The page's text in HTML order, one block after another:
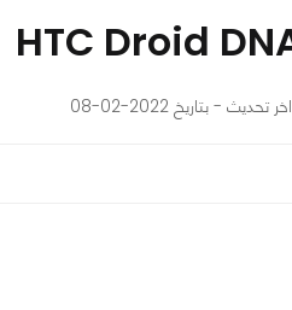
اخر تحديث - بتاريخ 2022-02-08